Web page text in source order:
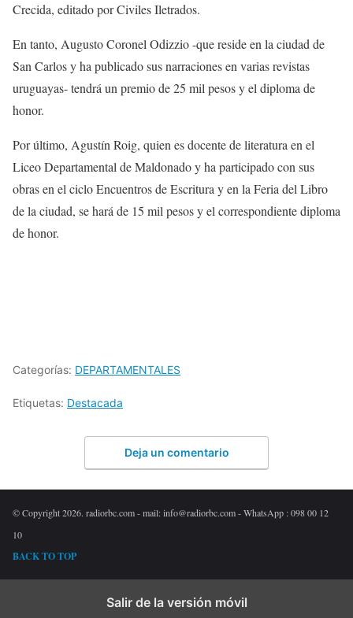
Crecida, editado por Civiles Iletrados.
En tanto, Augusto Coronel Odizzio -que reside en la ciudad de
San Carlos y ha publicado sus narraciones en varias revistas
uruguayas- tendrá un premio de 25 mil pesos y el diploma de
honor.
Por último, Agustín Roig, quien es docente de literatura en el
Liceo Departamental de Maldonado y ha participado con sus
obras en el ciclo Encuentros de Escritura y en la Feria del Libro
de la ciudad, se hará de 15 mil pesos y el correspondiente diploma
de honor.
Categorías: DEPARTAMENTALES
Etiquetas: Destacada
Deja un comentario
© Copyright 2026. radiorbc.com - mail: info@radiorbc.com - WhatsApp : 098 00 12
10
BACK TO TOP
Salir de la versión móvil